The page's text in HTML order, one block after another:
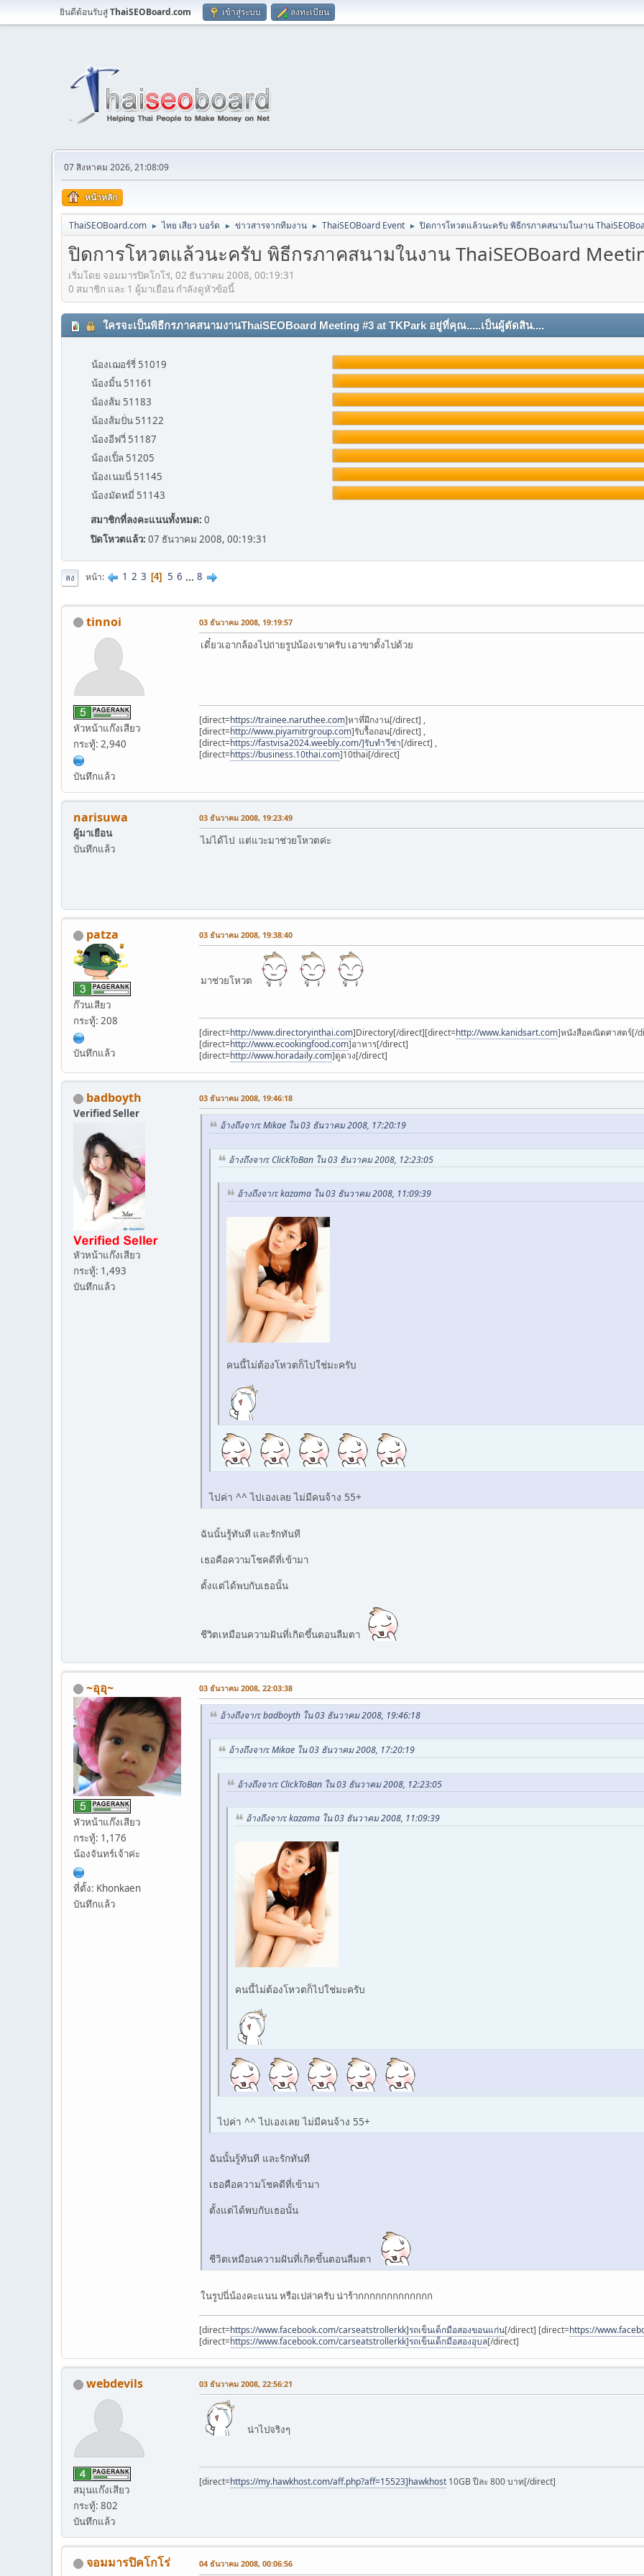
ยินดีต้อนรับสู่ThaiSEOBoard.com เข้าสู่ระบบ ลงทะเบียน
07 สิงหาคม 2026, 21:08:09
หน้าหลัก
ThaiSEOBoard.com ► ไทย เสียว บอร์ด ► ข่าวสารจากทีมงาน ► ThaiSEOBoard Event ► ปิดการโหวตแล้วนะครับ พิธีกรภาคสนามในงาน
ปิดการโหวตแล้วนะครับ พิธีกรภาคสนามในงาน ThaiSEOBoard
เริ่มโดย จอมมารปิคโกโร่, 02 ธันวาคม 2008, 00:19:31
0 สมาชิก และ 1 ผู้มาเยือน กำลังดูหัวข้อนี้
ใครจะเป็นพิธีกรภาคสนามงานThaiSEOBoard Meeting #3 at TKPark อยู่ที่คุณ.....เป็นผู้ตัดสิน....
น้องเฌอร์รี่ 51019
น้องมิ้น 51161
น้องส้ม 51183
น้องส้มปั่น 51122
น้องอีฟวี่ 51187
น้องเปิ้ล 51205
น้องเนมนี่ 51145
น้องมัดหมี่ 51143
สมาชิกที่ลงคะแนนทั้งหมด: 0
ปิดโหวตแล้ว: 07 ธันวาคม 2008, 00:19:31
ลง หน้า 1 2 3 4 5 6 ... 8
tinnoi
หัวหน้าแก๊งเสียว
กระทู้: 2,940
บันทึกแล้ว
03 ธันวาคม 2008, 19:19:57
เดี๋ยวเอากล้องไปถ่ายรูปน้องเขาครับ เอาขาตั้งไปด้วย
[direct=https://trainee.naruthee.com]หาที่ฝึกงาน[/direct] ,
[direct=http://www.piyamitrgroup.com]รับรื้อถอน[/direct] ,
[direct=https://fastvisa2024.weebly.com/]รับทำวีซ่า[/direct] ,
[direct=https://business.10thai.com]10thai[/direct]
narisuwa
ผู้มาเยือน
บันทึกแล้ว
03 ธันวาคม 2008, 19:23:49
ไม่ได้ไป แต่แวะมาช่วยโหวตค่ะ
patza
ก๊วนเสียว
กระทู้: 208
บันทึกแล้ว
03 ธันวาคม 2008, 19:38:40
มาช่วยโหวต
[direct=http://www.directoryinthai.com]Directory[/direct][direct=http://www.kanidsart.com]หนังสือคณิตศาสตร์[/
[direct=http://www.ecookingfood.com]อาหาร[/direct]
[direct=http://www.horadaily.com]ดูดวง[/direct]
badboyth
Verified Seller
หัวหน้าแก๊งเสียว
กระทู้: 1,493
บันทึกแล้ว
03 ธันวาคม 2008, 19:46:18
อ้างถึงจาก: Mikae ใน 03 ธันวาคม 2008, 17:20:19
อ้างถึงจาก: ClickToBan ใน 03 ธันวาคม 2008, 12:23:05
อ้างถึงจาก: kazama ใน 03 ธันวาคม 2008, 11:09:39
คนนี้ไม่ต้องโหวตก็ไปใช่มะครับ
ไปค่า ^^ ไปเองเลย ไม่มีคนจ้าง 55+
ฉันนั้นรู้ทันที และรักทันที
เธอคือความโชคดีที่เข้ามา
ตั้งแต่ได้พบกับเธอนั้น
ชีวิตเหมือนความฝันที่เกิดขึ้นตอนลืมตา
~อุอุ~
หัวหน้าแก๊งเสียว
กระทู้: 1,176
น้องจันทร์เจ้าค่ะ
ที่ตั้ง: Khonkaen
บันทึกแล้ว
03 ธันวาคม 2008, 22:03:38
อ้างถึงจาก: badboyth ใน 03 ธันวาคม 2008, 19:46:18
อ้างถึงจาก: Mikae ใน 03 ธันวาคม 2008, 17:20:19
อ้างถึงจาก: ClickToBan ใน 03 ธันวาคม 2008, 12:23:05
อ้างถึงจาก: kazama ใน 03 ธันวาคม 2008, 11:09:39
คนนี้ไม่ต้องโหวตก็ไปใช่มะครับ
ไปค่า ^^ ไปเองเลย ไม่มีคนจ้าง 55+
ฉันนั้นรู้ทันที และรักทันที
เธอคือความโชคดีที่เข้ามา
ตั้งแต่ได้พบกับเธอนั้น
ชีวิตเหมือนความฝันที่เกิดขึ้นตอนลืมตา
ในรูปนี่น้องคะแนน หรือเปล่าครับ น่าร้ากกกกกกกกกกกกก
[direct=https://www.facebook.com/carseatstrollerkk]รถเข็นเด็กมือสองขอนแก่น[/direct] [direct=https://
[direct=https://www.facebook.com/carseatstrollerkk]รถเข็นเด็กมือสองอุบล[/direct]
webdevils
สมุนแก๊งเสียว
กระทู้: 802
บันทึกแล้ว
03 ธันวาคม 2008, 22:56:21
น่าไปจริงๆ
[direct=https://my.hawkhost.com/aff.php?aff=15523]hawkhost 10GB ปีละ 800 บาท[/direct]
จอมมารปิคโกโร่ 04 ธันวาคม 2008, 00:06:56